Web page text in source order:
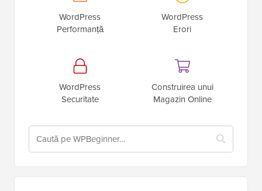
WordPress
Performanță
WordPress
Erori
WordPress
Securitate
Construirea unui
Magazin Online